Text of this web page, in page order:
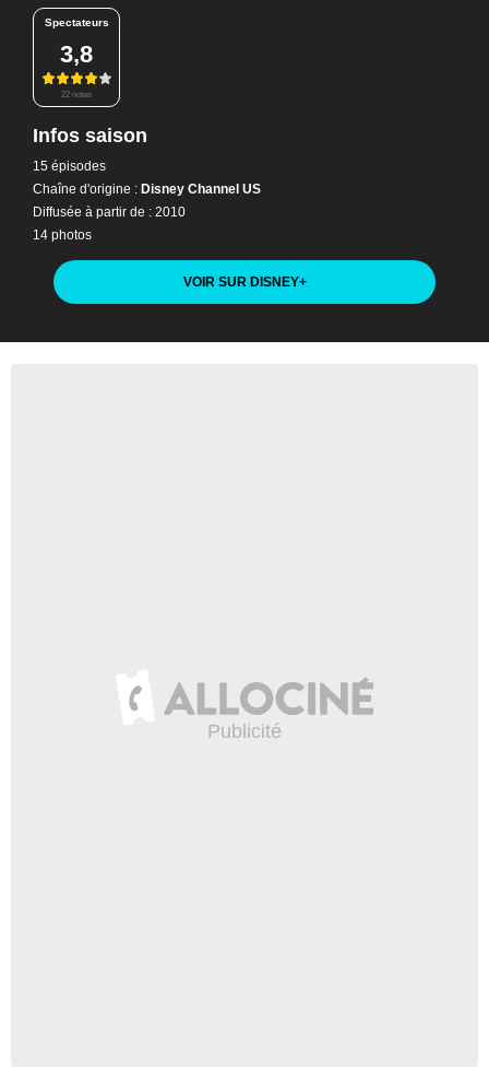
Spectateurs
3,8
22 notes
Infos saison
15 épisodes
Chaîne d'origine : Disney Channel US
Diffusée à partir de : 2010
14 photos
VOIR SUR DISNEY+